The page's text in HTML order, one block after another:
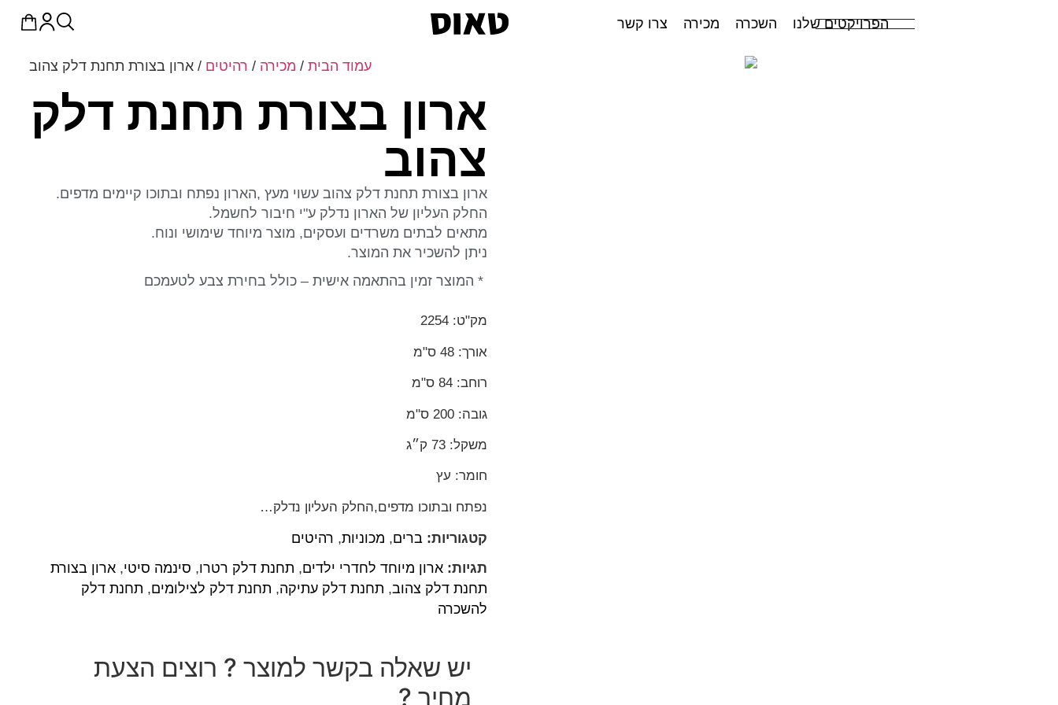
הפרויקטים שלנו השכרה מכירה צרו קשר
עמוד הבית / מכירה / רהיטים / ארון בצורת תחנת דלק צהוב
ארון בצורת תחנת דלק
צהוב
ארון בצורת תחנת דלק צהוב עשוי מעץ ,הארון נפתח ובתוכו קיימים מדפים.
החלק העליון של הארון נדלק ע"י חיבור לחשמל.
מתאים לבתים משרדים ועסקים, מוצר מיוחד שימושי ונוח.
ניתן להשכיר את המוצר.
* המוצר זמין בהתאמה אישית – כולל בחירת צבע לטעמכם
מק"ט: 2254
אורך: 48 ס"מ
רוחב: 84 ס"מ
גובה: 200 ס"מ
משקל: 73 ק״ג
חומר: עץ
נפתח ובתוכו מדפים,החלק העליון נדלק…
קטגוריות: ברים, מכוניות, רהיטים
תגיות: ארון מיוחד לחדרי ילדים, תחנת דלק רטרו, סינמה סיטי, ארון בצורת
תחנת דלק צהוב, תחנת דלק עתיקה, תחנת דלק לצילומים, תחנת דלק
להשכרה
יש שאלה בקשר למוצר ? רוצים הצעת
מחיר ?